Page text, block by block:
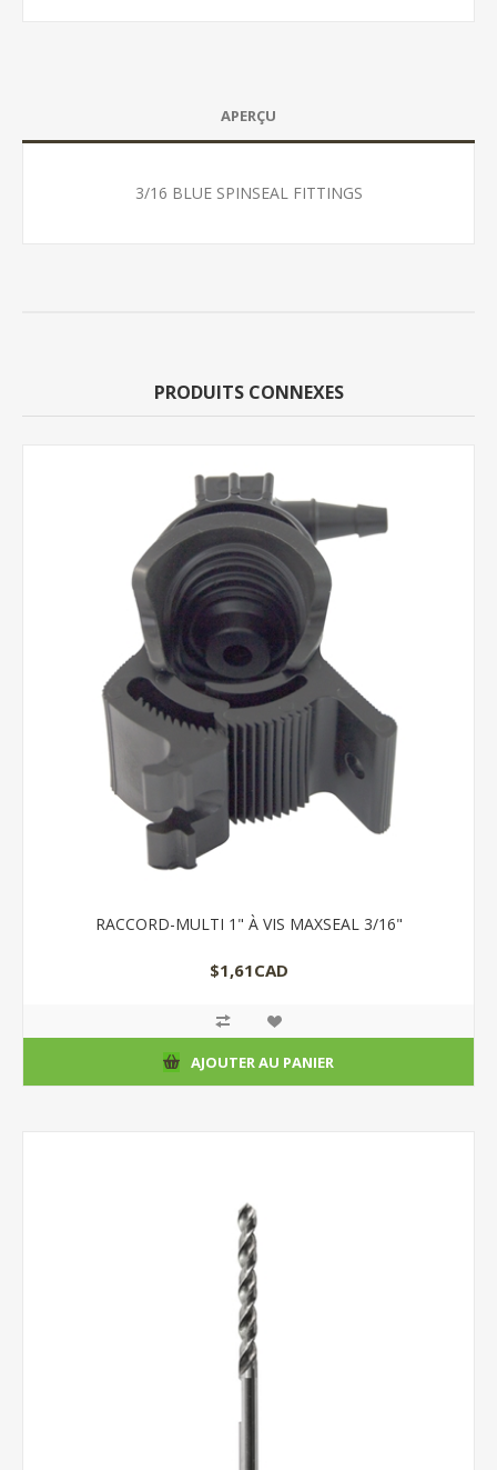
APERÇU
3/16 BLUE SPINSEAL FITTINGS
PRODUITS CONNEXES
RACCORD-MULTI 1" À VIS MAXSEAL 3/16"
$1,61CAD
AJOUTER AU PANIER